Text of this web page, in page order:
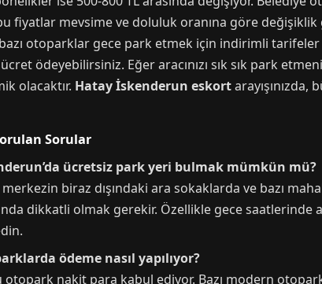
fiyatlar mevsime ve doluluk oranına göre
bazı otoparklar gece park etmek için indirimli
ödeyebilirsiniz. Eğer aracınızı sık sık park
olacaktır. Hatay İskenderun eskort
Sorular
ücretsiz park yeri bulmak mümkün mü?
merkezin biraz dışındaki ara sokaklarda ve bazı
dikkatli olmak gerekir. Özellikle gece saatlerinde
ödeme nasıl yapılıyor?
otopark nakit para kabul ediyor. Bazı modern